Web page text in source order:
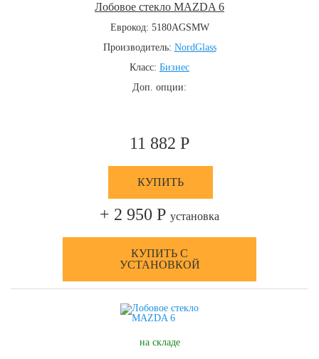
Лобовое стекло MAZDA 6
Еврокод: 5180AGSMW
Производитель: NordGlass
Класс: Бизнес
Доп. опции:
11 882 Р
КУПИТЬ
+ 2 950 Р установка
КУПИТЬ С
УСТАНОВКОЙ
на складе